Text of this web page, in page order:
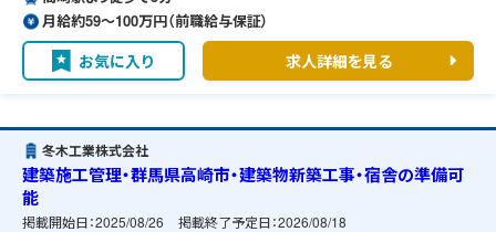
月給約59〜100万円（前職給与保証）
お気に入り 求人詳細を見る
冬木工業株式会社
建築施工管理・群馬県高崎市・建築物新築工事・宿舎の準備可
能
掲載開始日：2025/08/26 掲載終了予定日：2026/08/18